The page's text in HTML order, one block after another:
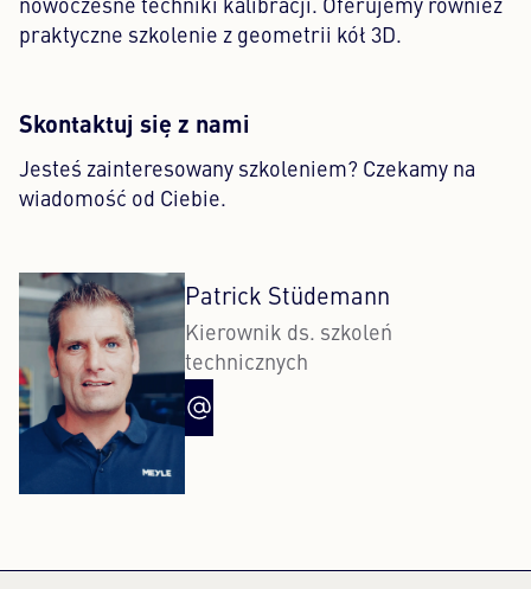
nowoczesne techniki kalibracji. Oferujemy również
praktyczne szkolenie z geometrii kół 3D.
Skontaktuj się z nami
Jesteś zainteresowany szkoleniem? Czekamy na
wiadomość od Ciebie.
Patrick Stüdemann
Kierownik ds. szkoleń
technicznych